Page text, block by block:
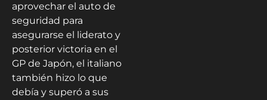
aprovechar el auto de
seguridad para
asegurarse el liderato y
posterior victoria en el
GP de Japón, el italiano
también hizo lo que
debía y superó a sus